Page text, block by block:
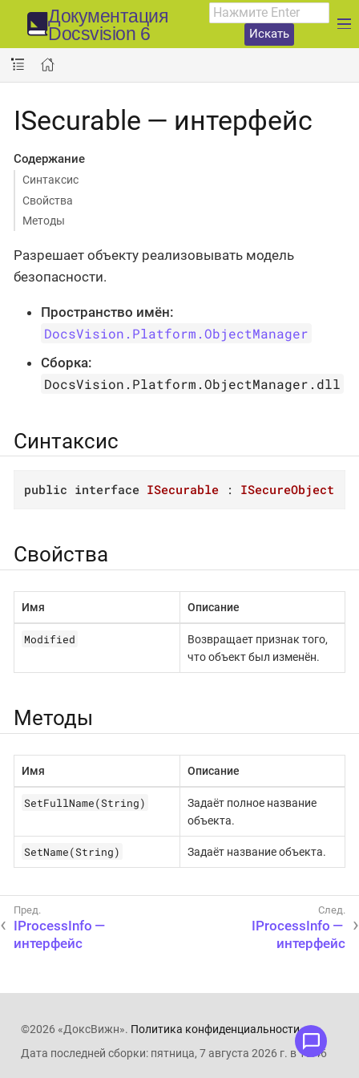
Документация
Docsvision 6
Искать
ISecurable — интерфейс
Содержание
Синтаксис
Свойства
Методы
Разрешает объекту реализовывать модель
безопасности.
Пространство имён:
DocsVision.Platform.ObjectManager
Сборка:
DocsVision.Platform.ObjectManager.dll
Синтаксис
public interface ISecurable : ISecureObject
Свойства
Имя Описание
Modified
Возвращает признак того,
что объект был изменён.
Методы
Имя Описание
SetFullName(String)
Задаёт полное название
объекта.
SetName(String) Задаёт название объекта.
IProcessInfo —
интерфейс
IProcessInfo —
интерфейс
©2026 «ДоксВижн». Политика конфиденциальности.
Дата последней сборки: пятница, 7 августа 2026 г. в 10:46